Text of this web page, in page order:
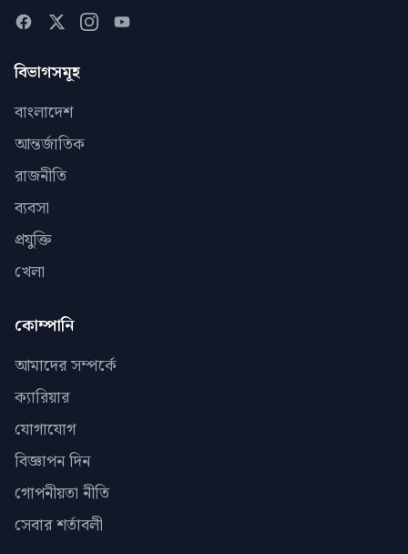
বিভাগসমূহ
বাংলাদেশ
আন্তর্জাতিক
রাজনীতি
ব্যবসা
প্রযুক্তি
খেলা
কোম্পানি
আমাদের সম্পর্কে
ক্যারিয়ার
যোগাযোগ
বিজ্ঞাপন দিন
গোপনীয়তা নীতি
সেবার শর্তাবলী